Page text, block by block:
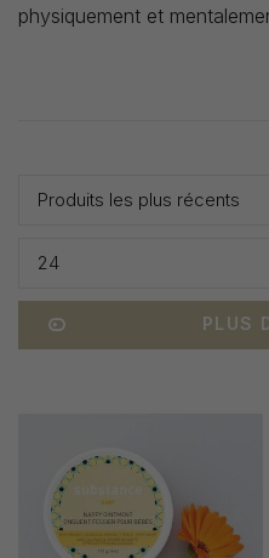
physiquement et
Produits les plus récents
24
PLUS